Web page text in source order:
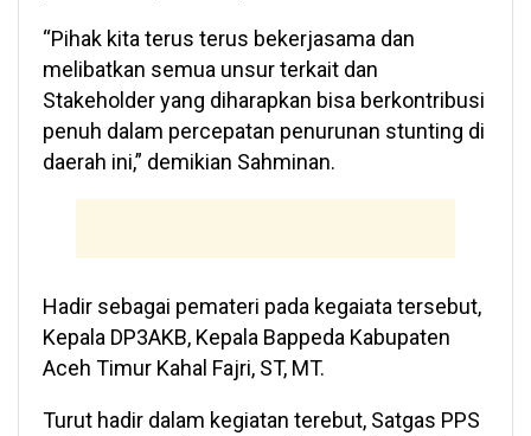
“Pihak kita terus terus bekerjasama dan
melibatkan semua unsur terkait dan
Stakeholder yang diharapkan bisa berkontribusi
penuh dalam percepatan penurunan stunting di
daerah ini,” demikian Sahminan.
Hadir sebagai pemateri pada kegaiata tersebut,
Kepala DP3AKB, Kepala Bappeda Kabupaten
Aceh Timur Kahal Fajri, ST, MT.
Turut hadir dalam kegiatan terebut, Satgas PPS